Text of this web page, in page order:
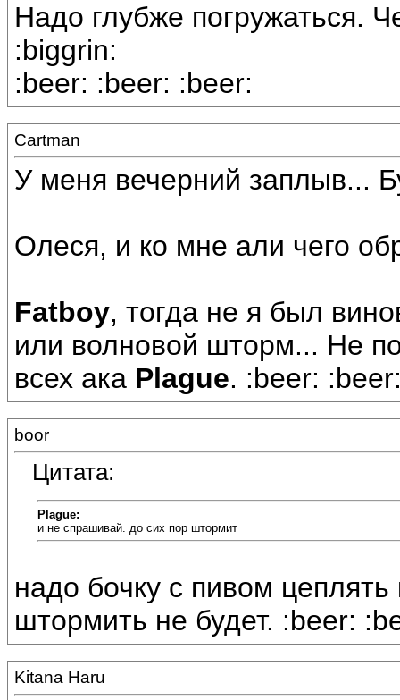
Надо глубже погружаться.
:biggrin:
:beer: :beer: :beer:
Cartman
У меня вечерний заплыв...
Олеся, и ко мне али чего
Fatboy, тогда не я был
или волновой шторм... Не
всех ака Plague. :beer:
boor
Цитата:
Plague:
и не спрашивай. до сих пор штормит
надо бочку с пивом
штормить не будет. :beer:
Kitana Haru